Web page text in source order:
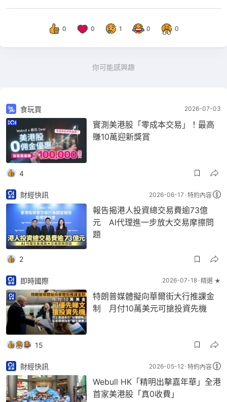
0 0 1 0 0
你可能感興趣
食玩買 2026-07-03
實測美港股「零成本交易」！最高
賺10萬迎新獎賞
4
財經快訊 2026-06-17 特約內容
報告揭港人投資總交易費逾73億
元 AI代理進一步放大交易摩擦問
題
2
即時國際 2026-07-18 精選 ★
特朗普媒體擬向華爾街大行推課金
制 月付10萬美元可搶投資先機
15
財經快訊 2026-05-12 特約內容
Webull HK「精明出擊嘉年華」全港
首家美港股「真0收費」